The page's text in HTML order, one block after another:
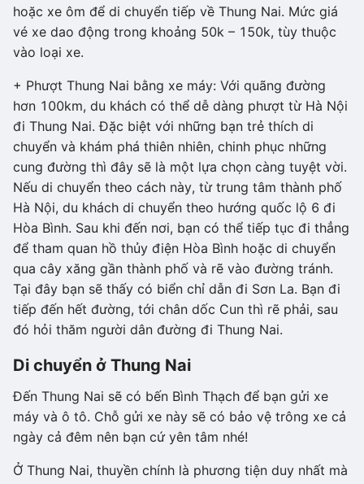
hoặc xe ôm để di chuyển tiếp về Thung Nai. Mức giá
vé xe dao động trong khoảng 50k – 150k, tùy thuộc
vào loại xe.
+ Phượt Thung Nai bằng xe máy: Với quãng đường
hơn 100km, du khách có thể dễ dàng phượt từ Hà Nội
đi Thung Nai. Đặc biệt với những bạn trẻ thích di
chuyển và khám phá thiên nhiên, chinh phục những
cung đường thì đây sẽ là một lựa chọn càng tuyệt vời.
Nếu di chuyển theo cách này, từ trung tâm thành phố
Hà Nội, du khách di chuyển theo hướng quốc lộ 6 đi
Hòa Bình. Sau khi đến nơi, bạn có thể tiếp tục đi thẳng
để tham quan hồ thủy điện Hòa Bình hoặc di chuyển
qua cây xăng gần thành phố và rẽ vào đường tránh.
Tại đây bạn sẽ thấy có biển chỉ dẫn đi Sơn La. Bạn đi
tiếp đến hết đường, tới chân dốc Cun thì rẽ phải, sau
đó hỏi thăm người dân đường đi Thung Nai.
Di chuyển ở Thung Nai
Đến Thung Nai sẽ có bến Bình Thạch để bạn gửi xe
máy và ô tô. Chỗ gửi xe này sẽ có bảo vệ trông xe cả
ngày cả đêm nên bạn cứ yên tâm nhé!
Ở Thung Nai, thuyền chính là phương tiện duy nhất mà